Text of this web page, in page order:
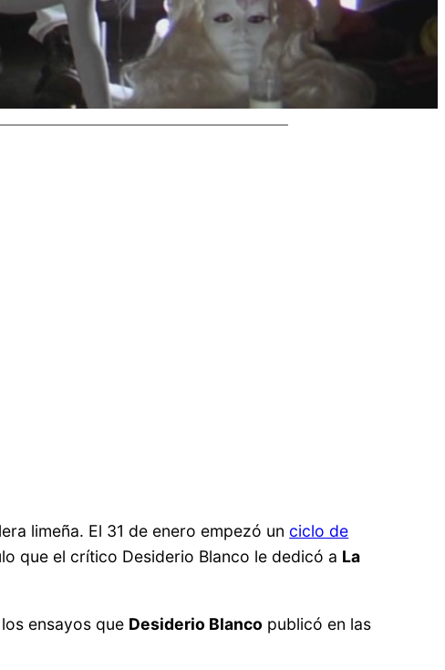
limeña. El 31 de enero empezó un ciclo de
que el crítico Desiderio Blanco le dedicó a La
ensayos que Desiderio Blanco publicó en las